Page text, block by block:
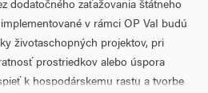
dodatočného zaťažovania štátneho
v rámci OP VaI budú
životaschopných projektov, pri
prostriedkov alebo úspora
k hospodárskemu rastu a tvorbe